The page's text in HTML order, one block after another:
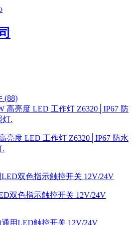
(88)
亮度 LED 工作灯 Z6320│IP67 防水
.
双色指示触控开关 12V/24V